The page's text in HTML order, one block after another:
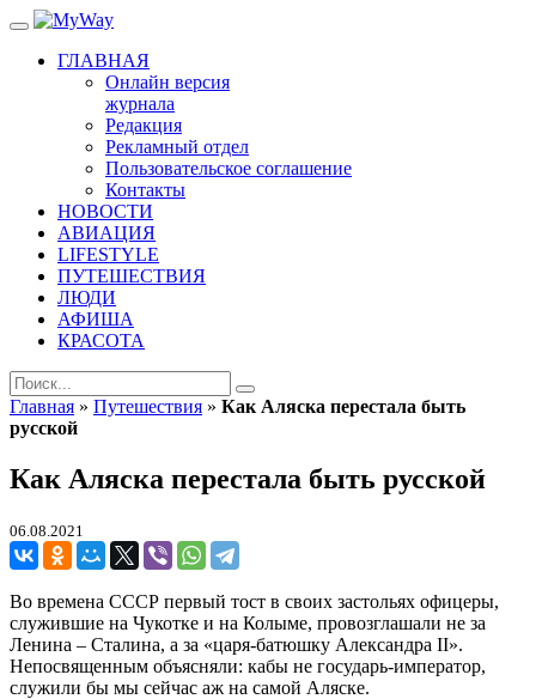
ГЛАВНАЯ
Онлайн версия
журнала
Редакция
Рекламный отдел
Пользовательское соглашение
Контакты
НОВОСТИ
АВИАЦИЯ
LIFESTYLE
ПУТЕШЕСТВИЯ
ЛЮДИ
АФИША
КРАСОТА
Главная » Путешествия » Как Аляска перестала быть
русской
Как Аляска перестала быть русской
06.08.2021
Во времена СССР первый тост в своих застольях офицеры,
служившие на Чукотке и на Колыме, провозглашали не за
Ленина – Сталина, а за «царя-батюшку Александра II».
Непосвященным объясняли: кабы не государь-император,
служили бы мы сейчас аж на самой Аляске.